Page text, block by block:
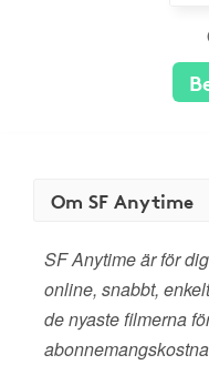
Om SF Anytime
SF Anytime är för
online, snabbt,
de nyaste filmerna